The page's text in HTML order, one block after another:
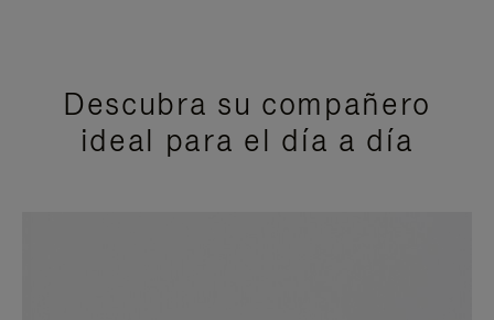
Descubra su compañero
ideal para el día a día